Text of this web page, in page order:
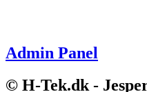
Admin Panel
© H-Tek.dk -